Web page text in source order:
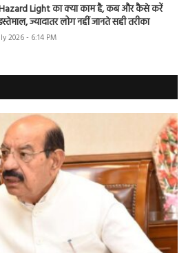
Hazard Light का क्या काम है, कब और कैसे करें
ज्यादातर लोग नहीं जानते सही तरीका
2026 - 6:14 PM